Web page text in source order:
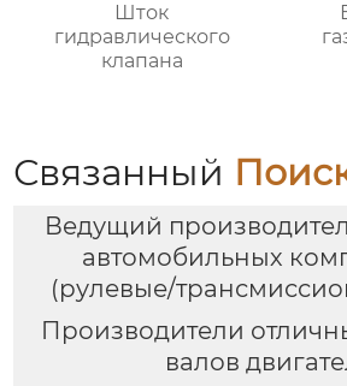
Шток
гидравлического
клапана
Связанный
Ведущий
автомобильных
(рулевые/
Производители
валов